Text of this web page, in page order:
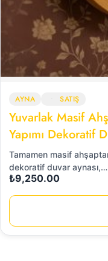
AYNA SATIŞ
Yuvarlak Masif
Yapımı Dekoratif
Tamamen masif
dekoratif duvar aynası,…
₺9,250.00